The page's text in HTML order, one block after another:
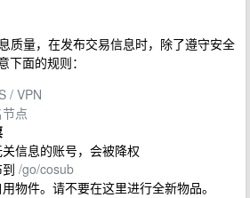
质量，在发布交易信息时，除了遵守安全
面的规则：
/ VPN
点
信息的账号，会被降权
/go/cosub
物件。请不要在这里进行全新物品。